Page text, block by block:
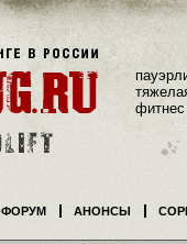
фитнес
ФОРУМ АНОНСЫ